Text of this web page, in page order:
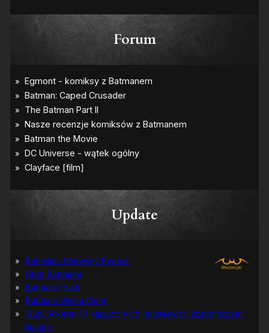
Forum
Update
Bat-Man: Pierwszy Rycerz
Grób Batmana
Batman: Hush
Batman: Wojna Cieni
Tuzy Jokera: 13 klasycznych opowieści o zbrodniczym
klaunie